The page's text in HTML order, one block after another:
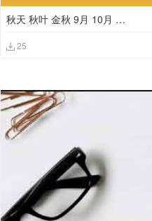
秋天 秋叶 金秋 9月 10月 秋高气爽 一叶知秋
25